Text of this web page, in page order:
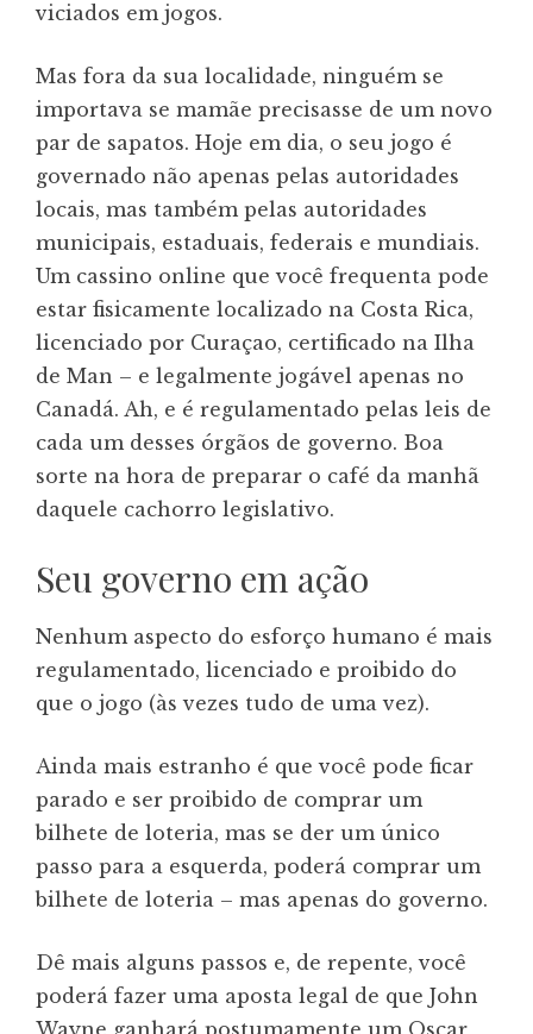
viciados em jogos.
Mas fora da sua localidade, ninguém se
importava se mamãe precisasse de um novo
par de sapatos. Hoje em dia, o seu jogo é
governado não apenas pelas autoridades
locais, mas também pelas autoridades
municipais, estaduais, federais e mundiais.
Um cassino online que você frequenta pode
estar fisicamente localizado na Costa Rica,
licenciado por Curaçao, certificado na Ilha
de Man – e legalmente jogável apenas no
Canadá. Ah, e é regulamentado pelas leis de
cada um desses órgãos de governo. Boa
sorte na hora de preparar o café da manhã
daquele cachorro legislativo.
Seu governo em ação
Nenhum aspecto do esforço humano é mais
regulamentado, licenciado e proibido do
que o jogo (às vezes tudo de uma vez).
Ainda mais estranho é que você pode ficar
parado e ser proibido de comprar um
bilhete de loteria, mas se der um único
passo para a esquerda, poderá comprar um
bilhete de loteria – mas apenas do governo.
Dê mais alguns passos e, de repente, você
poderá fazer uma aposta legal de que John
Wayne ganhará postumamente um Oscar